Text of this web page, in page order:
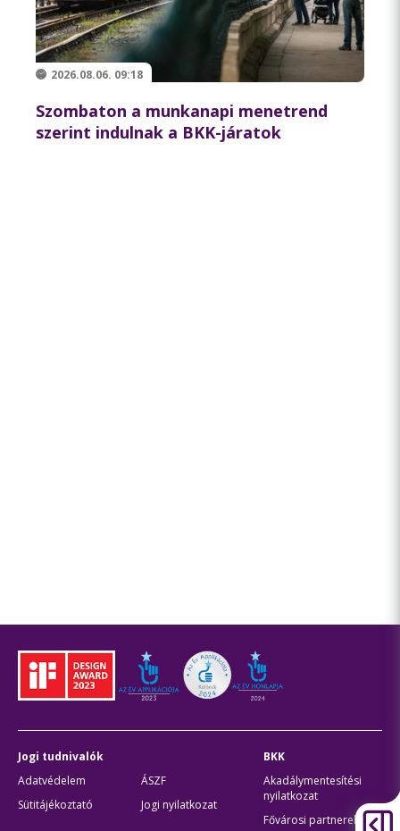
2026.08.06. 09:18
Szombaton a munkanapi menetrend
szerint indulnak a BKK-járatok
Jogi tudnivalók
Adatvédelem
ÁSZF
Sütitájékoztató
Jogi nyilatkozat
BKK
Akadálymentesítési
nyilatkozat
Fővárosi partnerek